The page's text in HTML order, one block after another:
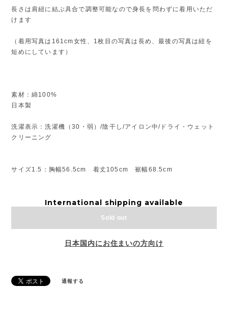
長さは肩紐に結ぶ具合で調整可能なので身長を問わずに着用いただ
けます
（着用写真は161cm女性、1枚目の写真は長め、最後の写真は紐を
短めにしています）
素材：綿100%
日本製
洗濯表示：洗濯機（30・弱）/陰干し/アイロン中/ドライ・ウェット
クリーニング
サイズ1.5：胸幅56.5cm 着丈105cm 裾幅68.5cm
International shipping available
Sold out
日本国内にお住まいの方向け
通報する